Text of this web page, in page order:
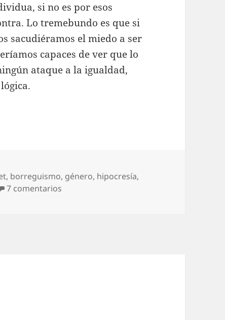
si no es por esos
Lo tremebundo es que si
sacudiéramos el miedo a ser
capaces de ver que lo
ataque a la igualdad,
, borreguismo, género, hipocresía,
7 comentarios